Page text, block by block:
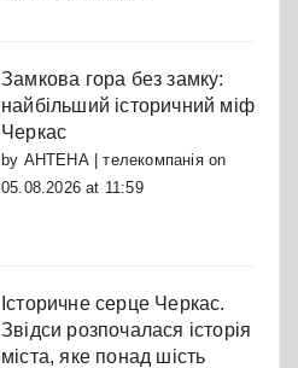
Замкова гора без замку:
найбільший історичний міф
Черкас
by АНТЕНА | телекомпаніяon
05.08.2026 at 11:59
Історичне серце Черкас.
Звідси розпочалася історія
міста, яке понад шість